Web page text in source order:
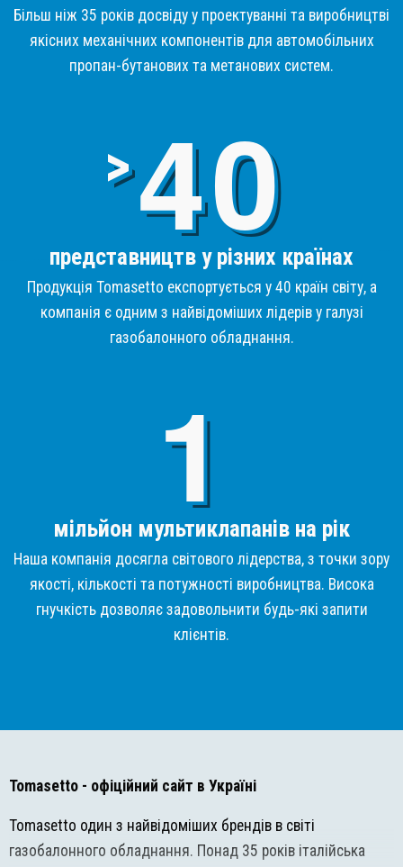
Більш ніж 35 років досвіду у проектуванні та виробництві
якісних механічних компонентів для автомобільних
пропан-бутанових та метанових систем.
>4
представництв у різних країнах
Продукція Tomasetto експортується у 40 країн світу, а
компанія є одним з найвідоміших лідерів у галузі
газобалонного обладнання.
мільйон мультиклапанів на рік
Наша компанія досягла світового лідерства, з точки зору
якості, кількості та потужності виробництва. Висока
гнучкість дозволяє задовольнити будь-які запити
клієнтів.
Tomasetto - офіційний сайт в Україні
Tomasetto один з найвідоміших брендів в світі
газобалонного обладнання. Понад 35 років італійська